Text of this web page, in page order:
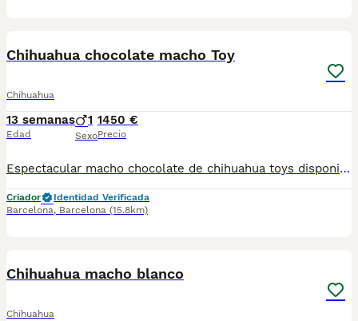
Chihuahua chocolate macho Toy
Chihuahua
13 semanas
Edad
1
Sexo
1450 €
Precio
Espectacular macho chocolate de chihuahua toys disponible para ir a su nuevo hogar se entrega con su vacuna y desparacitado y su cartilla correspondiente a su edad y con contrato de garantía víricas y congénitas
Criador
Identidad Verificada
Barcelona, Barcelona (15.8km)
Chihuahua macho blanco
Chihuahua